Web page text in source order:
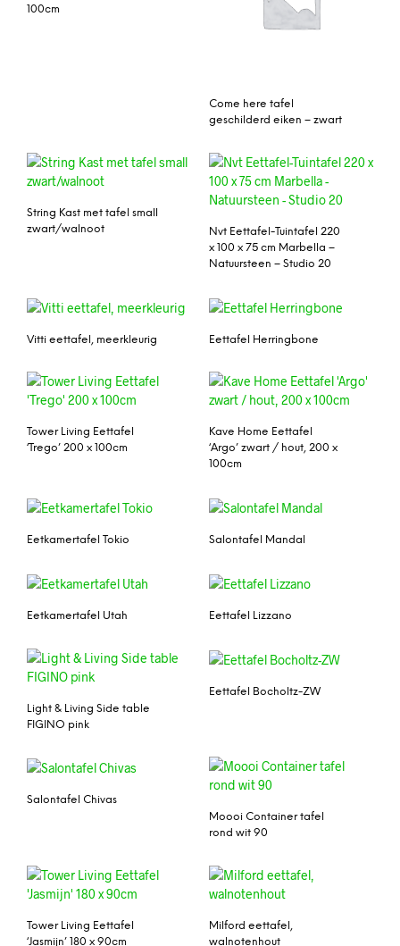
100cm
Come here tafel
geschilderd eiken – zwart
String Kast met tafel small
zwart/walnoot
Nvt Eettafel-Tuintafel 220
x 100 x 75 cm Marbella –
Natuursteen – Studio 20
Vitti eettafel, meerkleurig Eettafel Herringbone
Tower Living Eettafel
‘Trego’ 200 x 100cm
Kave Home Eettafel
‘Argo’ zwart / hout, 200 x
100cm
Eetkamertafel Tokio Salontafel Mandal
Eetkamertafel Utah Eettafel Lizzano
Light & Living Side table
FIGINO pink
Eettafel Bocholtz-ZW
Salontafel Chivas
Moooi Container tafel
rond wit 90
Tower Living Eettafel
‘Jasmijn’ 180 x 90cm
Milford eettafel,
walnotenhout